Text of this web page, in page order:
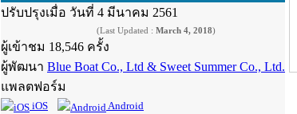
ปรับปรุงเมื่อ วันที่ 4 มีนาคม 2561
(Last Updated : March 4, 2018)
ผู้เข้าชม 18,546 ครั้ง
ผู้พัฒนา Blue Boat Co., Ltd & Sweet Summer Co., Ltd.
แพลตฟอร์ม
iOS Android